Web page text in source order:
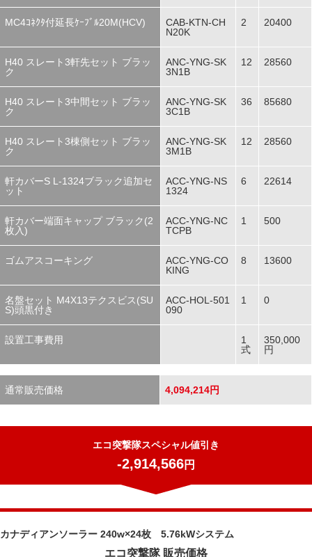
MC4ｺﾈｸﾀ付延長ｹｰﾌﾞﾙ20M(HCV)
CAB-KTN-CH
N20K
2 20400
H40 スレート3軒先セット ブラッ
ク
ANC-YNG-SK
3N1B
12 28560
H40 スレート3中間セット ブラッ
ク
ANC-YNG-SK
3C1B
36 85680
H40 スレート3棟側セット ブラッ
ク
ANC-YNG-SK
3M1B
12 28560
軒カバーS L-1324ブラック追加セ
ット
ACC-YNG-NS
1324
6 22614
軒カバー端面キャップ ブラック(2
枚入)
ACC-YNG-NC
TCPB
1 500
ゴムアスコーキング
ACC-YNG-CO
KING
8 13600
名盤セット M4X13テクスビス(SU
S)頭黒付き
ACC-HOL-501
090
1 0
設置工事費用
1
式
350,000
円
通常販売価格 4,094,214円
エコ突撃隊スペシャル値引き
-2,914,566円
カナディアンソーラー 240w×24枚 5.76kWシステム
エコ突撃隊販売価格